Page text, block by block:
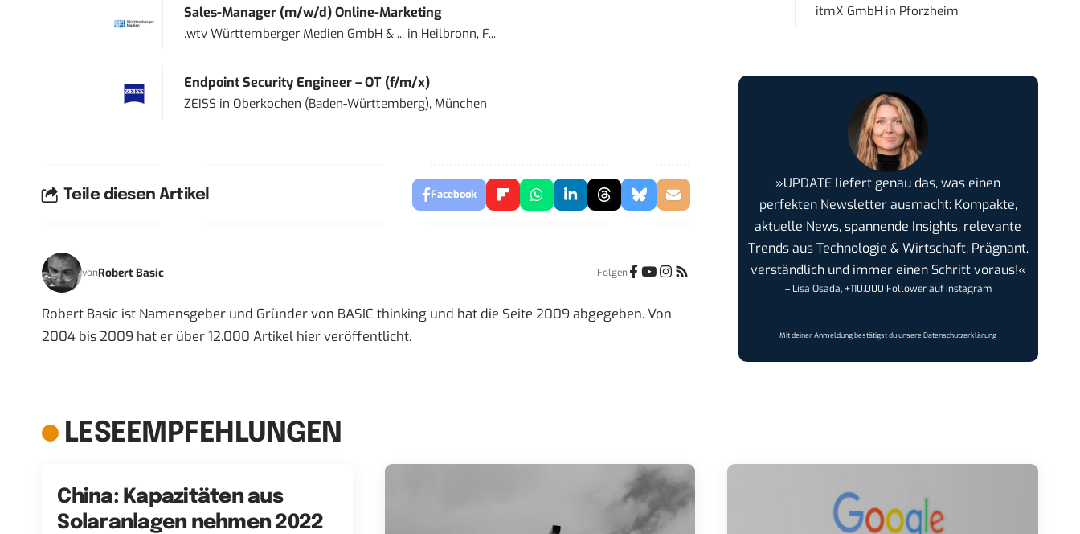
Sales-Manager (m/w/d) Online-Marketing
.wtv Württemberger Medien GmbH & ...in Heilbronn, F...
Endpoint Security Engineer – OT (f/m/x)
ZEISS in Oberkochen (Baden-Württemberg), München
Teile diesen Artikel Facebook
vonRobert Basic Folgen
Robert Basic ist Namensgeber und Gründer von BASIC thinking und hat die Seite 2009 abgegeben. Von
2004 bis 2009 hat er über 12.000 Artikel hier veröffentlicht.
itmX GmbH in Pforzheim
»UPDATE liefert genau das, was einen
perfekten Newsletter ausmacht: Kompakte,
aktuelle News, spannende Insights, relevante
Trends aus Technologie & Wirtschaft. Prägnant,
verständlich und immer einen Schritt voraus!«
– Lisa Osada, +110.000 Follower auf Instagram
Mit deiner Anmeldung bestätigst du unsereDatenschutzerklärung
LESEEMPFEHLUNGEN
China: Kapazitäten aus
Solaranlagen nehmen 2022